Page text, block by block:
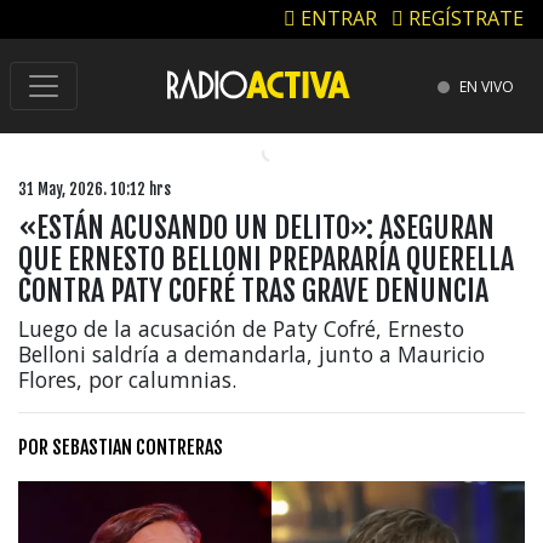
ENTRAR REGÍSTRATE
EN VIVO
31 May, 2026. 10:12 hrs
«ESTÁN ACUSANDO UN DELITO»: ASEGURAN
QUE ERNESTO BELLONI PREPARARÍA QUERELLA
CONTRA PATY COFRÉ TRAS GRAVE DENUNCIA
Luego de la acusación de Paty Cofré, Ernesto
Belloni saldría a demandarla, junto a Mauricio
Flores, por calumnias.
POR SEBASTIAN CONTRERAS